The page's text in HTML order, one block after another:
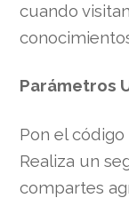
cuando
Parámetros
Pon el
Realiza un
compartes